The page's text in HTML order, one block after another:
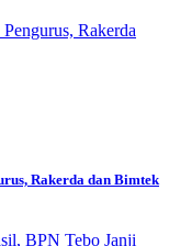
Rakerda dan Bimtek